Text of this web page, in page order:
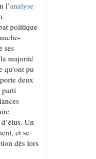
l’analyse
politique
ses
majorité
qu’ont pu
deux
parti
Un
et se
dès lors